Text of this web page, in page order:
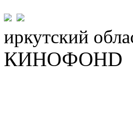
иркутский
КИНОФОНD